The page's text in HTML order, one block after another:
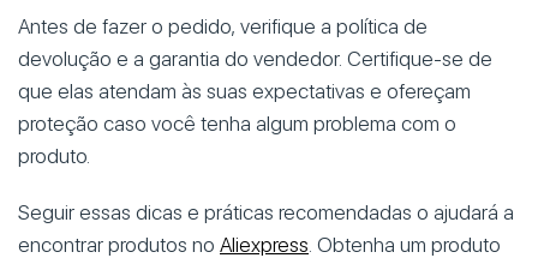
Antes de fazer o pedido, verifique a política de
devolução e a garantia do vendedor. Certifique-se de
que elas atendam às suas expectativas e ofereçam
proteção caso você tenha algum problema com o
produto.
Seguir essas dicas e práticas recomendadas o ajudará a
encontrar produtos no Aliexpress. Obtenha um produto